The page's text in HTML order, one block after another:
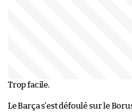
Trop facile.
Le Barça s’est défoulé sur le